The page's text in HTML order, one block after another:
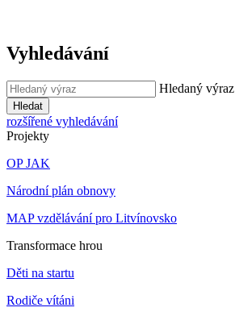
Vyhledávání
Hledaný výraz
Hledat
rozšířené vyhledávání
Projekty
OP JAK
Národní plán obnovy
MAP vzdělávání pro Litvínovsko
Transformace hrou
Děti na startu
Rodiče vítáni